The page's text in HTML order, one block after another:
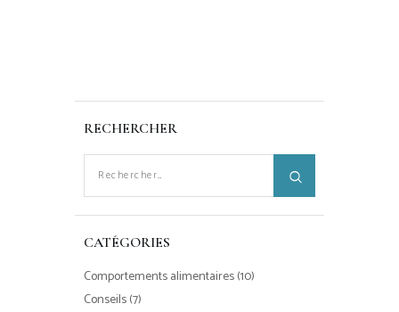
RECHERCHER
CATÉGORIES
Comportements alimentaires(10)
Conseils(7)